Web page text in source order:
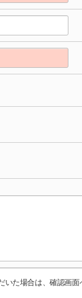
いた場合は、確認画面